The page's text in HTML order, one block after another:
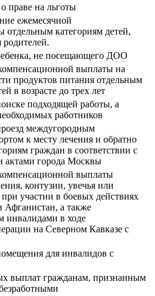
праве на льготы
ежемесячной
категориям детей,
родителей.
не посещающего ДОО
выплаты на
продуктов питания отдельным
в возрасте до трех лет
подходящей работы, а
работников
междугородным
к месту лечения и обратно
граждан в соответствии с
города Москвы
выплаты
контузии, увечья или
участии в боевых действиях
Афганистан, а также
инвалидами в ходе
на Северном Кавказе с
для инвалидов с
выплат гражданам, признанным